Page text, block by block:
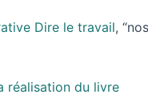
Dire le travail,
réalisation du livre